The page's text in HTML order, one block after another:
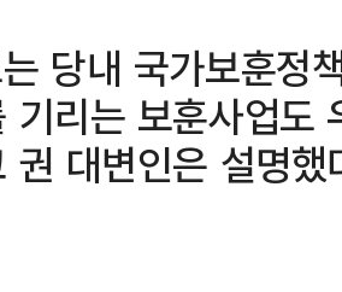
당내 국가보훈정
기리는 보훈사업도
권 대변인은 설명했